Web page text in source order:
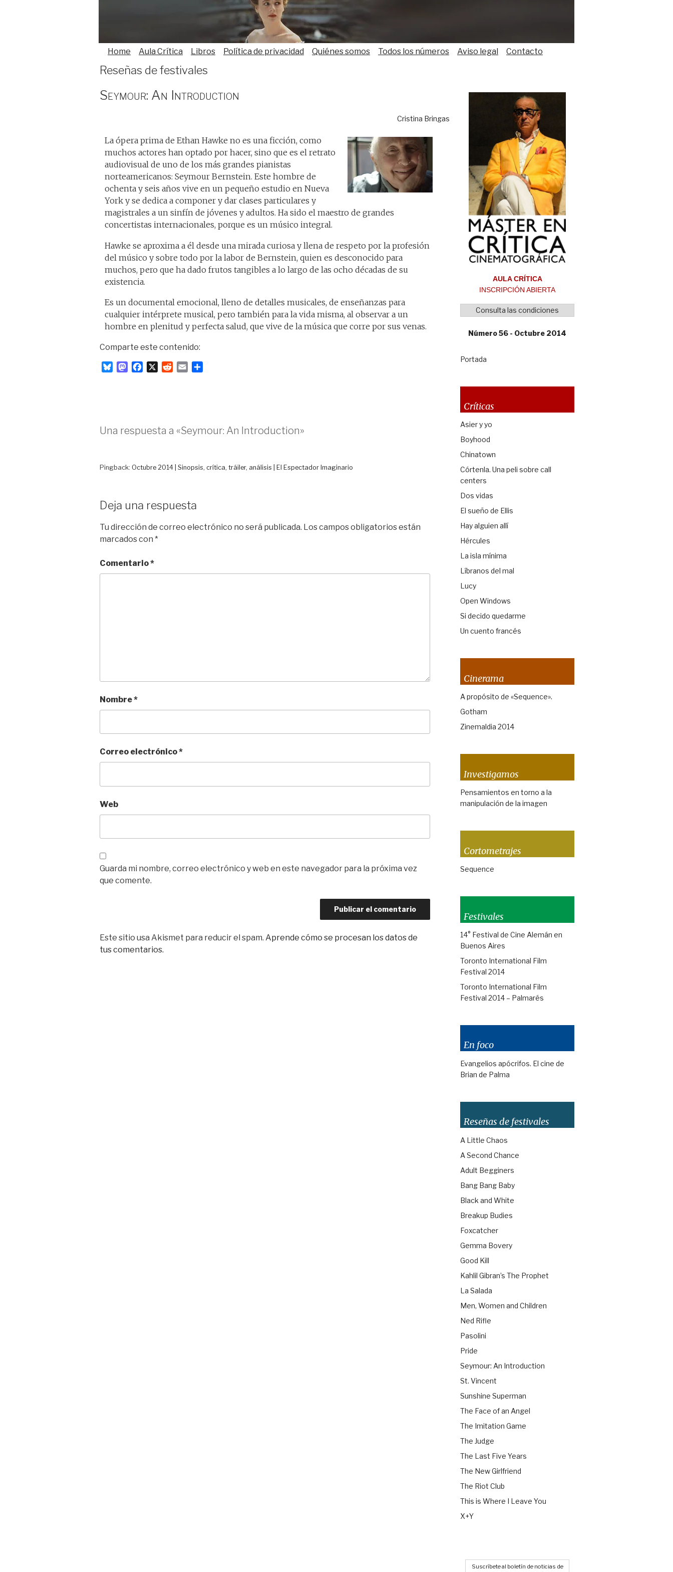
Home Aula Crítica Libros Política de privacidad Quiénes somos Todos los números Aviso legal Contacto
Reseñas de festivales
Seymour: An Introduction
Cristina Bringas
La ópera prima de Ethan Hawke no es una ficción, como
muchos actores han optado por hacer, sino que es el retrato
audiovisual de uno de los más grandes pianistas
norteamericanos: Seymour Bernstein. Este hombre de
ochenta y seis años vive en un pequeño estudio en Nueva
York y se dedica a componer y dar clases particulares y
magistrales a un sinfín de jóvenes y adultos. Ha sido el maestro de grandes
concertistas internacionales, porque es un músico integral.
Hawke se aproxima a él desde una mirada curiosa y llena de respeto por la profesión
del músico y sobre todo por la labor de Bernstein, quien es desconocido para
muchos, pero que ha dado frutos tangibles a lo largo de las ocho décadas de su
existencia.
Es un documental emocional, lleno de detalles musicales, de enseñanzas para
cualquier intérprete musical, pero también para la vida misma, al observar a un
hombre en plenitud y perfecta salud, que vive de la música que corre por sus venas.
Comparte este contenido:
y
M
o
o
X
t
Una respuesta a «Seymour: An Introduction»
Pingback: Octubre 2014 | Sinopsis, crítica, tráiler, análisis | El Espectador Imaginario
Deja una respuesta
Tu dirección de correo electrónico no será publicada. Los campos obligatorios están
marcados con *
Comentario*
Nombre*
Correo electrónico*
Web
Guarda mi nombre, correo electrónico y web en este navegador para la próxima vez
que comente.
Este sitio usa Akismet para reducir el spam. Aprende cómo se procesan los datos de
tus comentarios.
AULA CRÍTICA
INSCRIPCIÓN ABIERTA
Consulta las condiciones
Número 56 - Octubre 2014
Portada
Críticas
Asier y yo
Boyhood
Chinatown
Córtenla. Una peli sobre call
centers
Dos vidas
El sueño de Ellis
Hay alguien allí
Hércules
La isla mínima
Líbranos del mal
Lucy
Open Windows
Si decido quedarme
Un cuento francés
Cinerama
A propósito de «Sequence».
Gotham
Zinemaldia 2014
Investigamos
Pensamientos en torno a la
manipulación de la imagen
Cortometrajes
Sequence
Festivales
14° Festival de Cine Alemán en
Buenos Aires
Toronto International Film
Festival 2014
Toronto International Film
Festival 2014 – Palmarés
En foco
Evangelios apócrifos. El cine de
Brian de Palma
Reseñas de festivales
A Little Chaos
A Second Chance
Adult Begginers
Bang Bang Baby
Black and White
Breakup Budies
Foxcatcher
Gemma Bovery
Good Kill
Kahlil Gibran’s The Prophet
La Salada
Men, Women and Children
Ned Rifle
Pasolini
Pride
Seymour: An Introduction
St. Vincent
Sunshine Superman
The Face of an Angel
The Imitation Game
The Judge
The Last Five Years
The New Girlfriend
The Riot Club
This is Where I Leave You
X+Y
Suscríbete al boletín de noticias de